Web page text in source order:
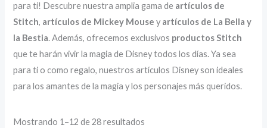
para ti! Descubre nuestra amplia gama de artículos de
Stitch, artículos de Mickey Mouse y artículos de La Bella y
la Bestia. Además, ofrecemos exclusivos productos Stitch
que te harán vivir la magia de Disney todos los días. Ya sea
para ti o como regalo, nuestros artículos Disney son ideales
para los amantes de la magia y los personajes más queridos.
Mostrando 1–12 de 28 resultados